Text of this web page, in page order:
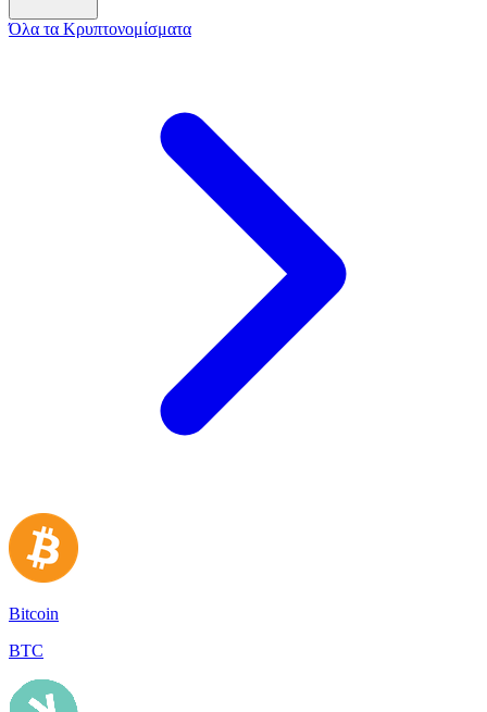
Όλα τα Κρυπτονομίσματα
Bitcoin
BTC